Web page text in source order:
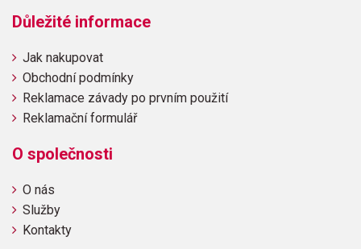
Důležité informace
Jak nakupovat
Obchodní podmínky
Reklamace závady po prvním použití
Reklamační formulář
O společnosti
O nás
Služby
Kontakty